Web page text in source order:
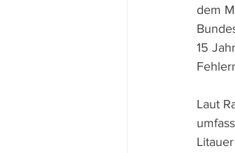
dem
15
Laut